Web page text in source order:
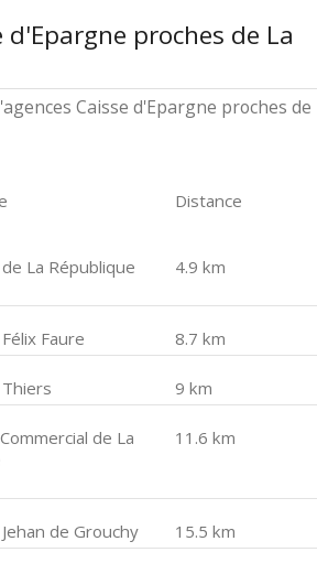
proches de La
Caisse d'Epargne proches de
Distance
La République 4.9 km
Faure 8.7 km
9 km
de La
11.6 km
de Grouchy 15.5 km